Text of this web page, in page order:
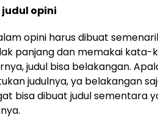
opini
opini harus dibuat
panjang dan memakai kata-
judul bisa belakangan.
judulnya, ya belakangan
bisa dibuat judul sementara